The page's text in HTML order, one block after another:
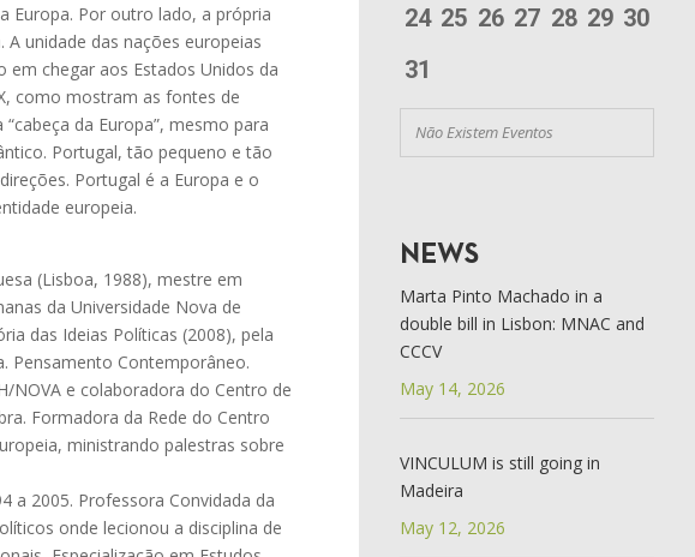
Europa. Por outro lado, a própria
unidade das nações europeias
em chegar aos Estados Unidos da
como mostram as fontes de
da Europa”, mesmo para
Portugal, tão pequeno e tão
Portugal é a Europa e o
europeia.
(Lisboa, 1988), mestre em
da Universidade Nova de
das Ideias Políticas (2008), pela
Pensamento Contemporâneo.
NOVA e colaboradora do Centro de
Formadora da Rede do Centro
ministrando palestras sobre
a 2005. Professora Convidada da
onde lecionou a disciplina de
24 25 26 27 28 29 30
31
Não Existem Eventos
NEWS
Marta Pinto Machado in a
double bill in Lisbon: MNAC and
CCCV
May 14, 2026
VINCULUM is still going in
Madeira
May 12, 2026